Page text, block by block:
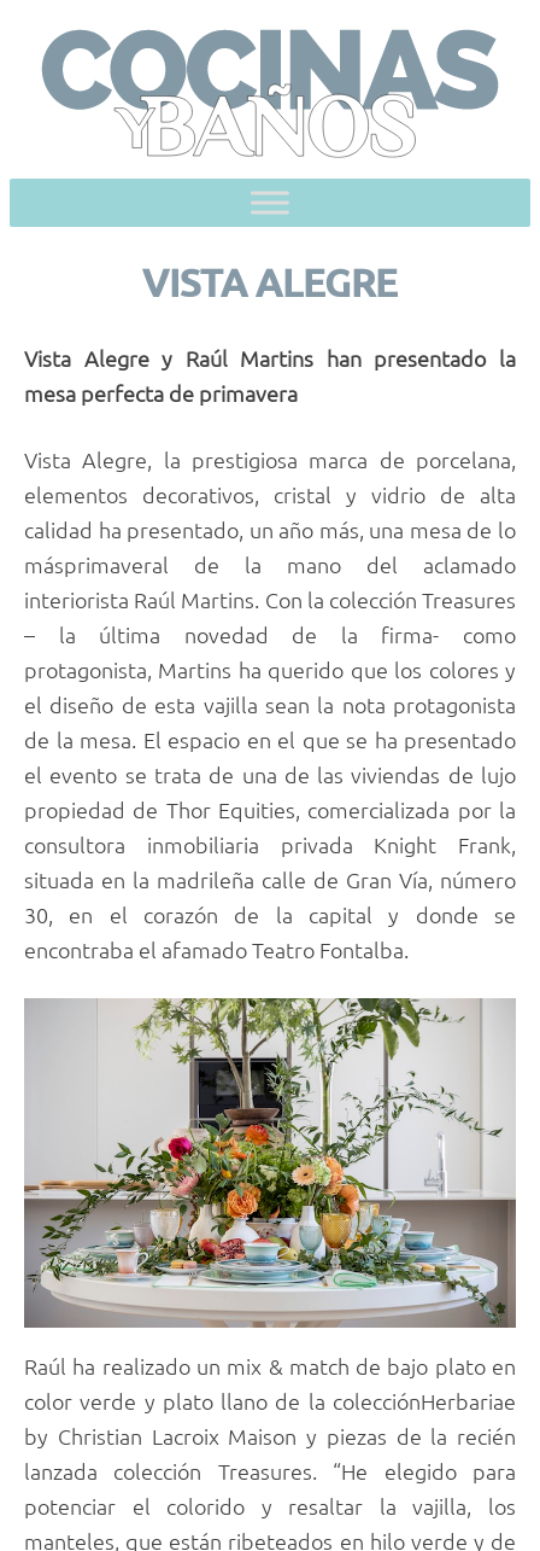
content
VISTA ALEGRE
Vista Alegre y Raúl Martins han presentado la
mesa perfecta de primavera
Vista Alegre, la prestigiosa marca de porcelana,
elementos decorativos, cristal y vidrio de alta
calidad ha presentado, un año más, una mesa de lo
másprimaveral de la mano del aclamado
interiorista Raúl Martins. Con la colección Treasures
– la última novedad de la firma- como
protagonista, Martins ha querido que los colores y
el diseño de esta vajilla sean la nota protagonista
de la mesa. El espacio en el que se ha presentado
el evento se trata de una de las viviendas de lujo
propiedad de Thor Equities, comercializada por la
consultora inmobiliaria privada Knight Frank,
situada en la madrileña calle de Gran Vía, número
30, en el corazón de la capital y donde se
encontraba el afamado Teatro Fontalba.
Raúl ha realizado un mix & match de bajo plato en
color verde y plato llano de la colecciónHerbariae
by Christian Lacroix Maison y piezas de la recién
lanzada colección Treasures. “He elegido para
potenciar el colorido y resaltar la vajilla, los
manteles, que están ribeteados en hilo verde y de